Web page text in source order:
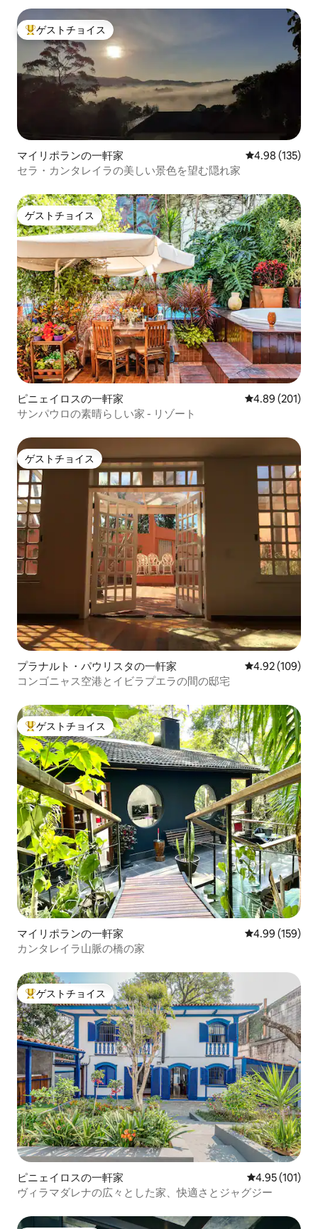
ポットまでわずか数分でアクセスできま
す。サンタ・イフィジェニア高架橋、象
徴的なファロル・サンタンデール（アル
ティーノ・アランテス）、マルティネ
リ・ビルディング、ロックギャラリー、
サン・ベント修道院、イタリア・テラ
ス、ライト・ショッピングモール、パウ
リスタ通りなどがあります。 ** Mirante
do Vale ：象徴的な建物以上のもの** ** 24
時間セキュリティ：** 24時間コンシェル
ジュサービスと完全なセキュリティシス
テムにより、安心してご滞在をお楽しみ
いただけます。 **アメニティ・設備：**
ために終日営業のランドリーなど、ショ
ップを備えたギャラリーがあります。 **
卓越したサービス：**このワンルームマ
ンションを管理するホストは、優れたサ
ービスを最優先し、ゲストのウェルビー
イングを確保し、驚きの体験を提供する
よう努めています。 今すぐご予約を。サ
ンパウロで忘れられないひとときをお過
ごしください！
大好評のゲストチョイスです。
ゲストチョイス
マイリポランの一軒家 レビュー135
4.98 (135)
セラ・カンタレイラの美しい景色を望む隠れ家
ゲストチョイス
ゲストチョイス
ピニェイロスの一軒家 レビュー201
4.89 (201)
サンパウロの素晴らしい家 - リゾート
ゲストチョイス
ゲストチョイス
プラナルト・パウリスタの一軒家 レビュー109
4.92 (109)
コンゴニャス空港とイビラプエラの間の邸宅
大好評のゲストチョイスです。
ゲストチョイス
マイリポランの一軒家 レビュー159
4.99 (159)
カンタレイラ山脈の橋の家
大好評のゲストチョイスです。
ゲストチョイス
ピニェイロスの一軒家 レビュー101
4.95 (101)
ヴィラマダレナの広々とした家、快適さとジャグジー